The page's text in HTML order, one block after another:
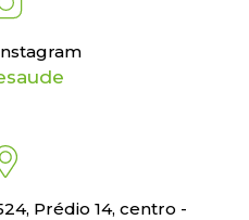
Prédio 14, centro -